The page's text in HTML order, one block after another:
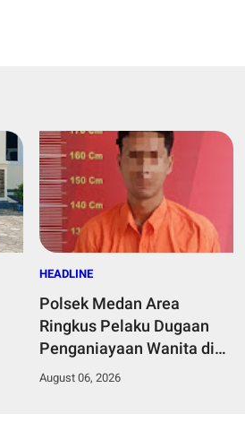
HEADLINE
Polsek Medan Area
Ringkus Pelaku Dugaan
Penganiayaan Wanita di
Depan SPBU Jalan Denai,
August 06, 2026